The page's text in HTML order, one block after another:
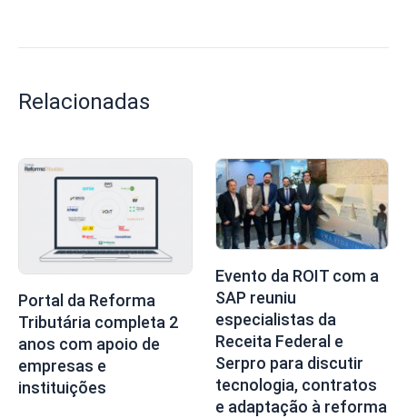
Relacionadas
Portal da Reforma
Tributária completa 2
anos com apoio de
empresas e
instituições
Evento da ROIT com a
SAP reuniu
especialistas da
Receita Federal e
Serpro para discutir
tecnologia, contratos
e adaptação à reforma